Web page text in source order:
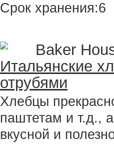
Срок хранения:6
Baker
Итальянские
отрубями
Хлебцы
паштетам и т.д.,
вкусной и